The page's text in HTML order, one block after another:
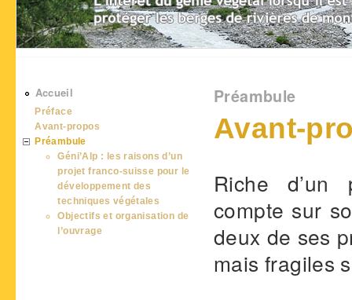
Vous êtes ici
Préambule
Avant-
Riche d’un
compte sur
deux de ses
mais fragiles
Accueil
Préface
Avant-propos
Préambule
Géni’Alp : les raisons d’un
projet franco-suisse pour le
développement des
techniques végétales
Objectifs et organisation de
l’ouvrage